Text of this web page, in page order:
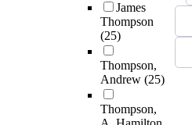
James
Thompson
(25)
Thompson,
Andrew (25)
Thompson,